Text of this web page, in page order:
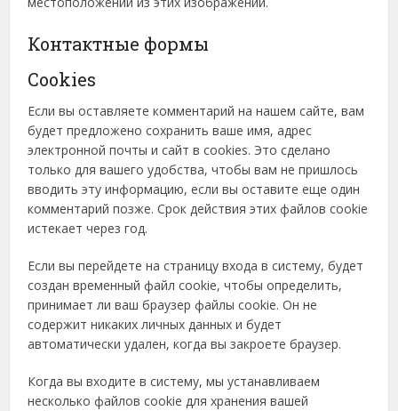
Контактные формы
Cookies
Если вы оставляете комментарий на нашем сайте, вам
будет предложено сохранить ваше имя, адрес
электронной почты и сайт в cookies. Это сделано
только для вашего удобства, чтобы вам не пришлось
вводить эту информацию, если вы оставите еще один
комментарий позже. Срок действия этих файлов cookie
истекает через год.
Если вы перейдете на страницу входа в систему, будет
создан временный файл cookie, чтобы определить,
принимает ли ваш браузер файлы cookie. Он не
содержит никаких личных данных и будет
автоматически удален, когда вы закроете браузер.
Когда вы входите в систему, мы устанавливаем
несколько файлов cookie для хранения вашей